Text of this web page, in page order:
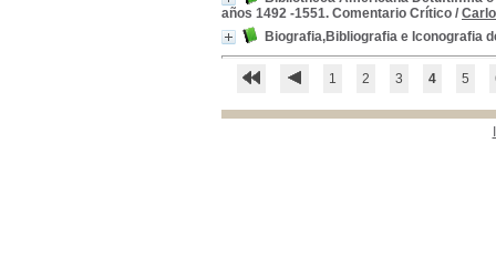
años 1492 -1551. Comentario Crítico /
Biografia,Bibliografia e Iconografia
1 2 3 4 5